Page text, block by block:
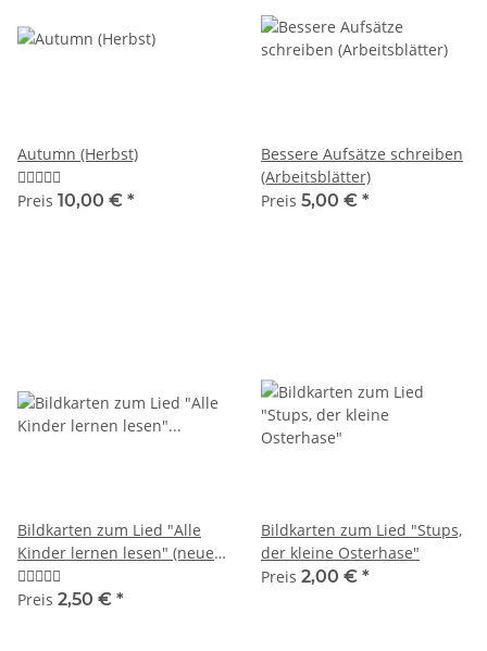
Autumn (Herbst)
Preis 10,00 € *
Bessere Aufsätze schreiben
(Arbeitsblätter)
Preis 5,00 € *
Bildkarten zum Lied "Alle
Kinder lernen lesen" (neue
Version)
Preis 2,50 € *
Bildkarten zum Lied "Stups,
der kleine Osterhase"
Preis 2,00 € *